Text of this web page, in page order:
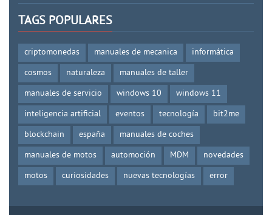
TAGS POPULARES
criptomonedas manuales de mecanica
informática
cosmos
naturaleza
manuales de taller
manuales de servicio
windows 10
windows 11
inteligencia artificial
eventos tecnología
bit2me
blockchain
españa
manuales de coches
manuales de motos
automoción MDM
novedades
motos
curiosidades nuevas tecnologías error